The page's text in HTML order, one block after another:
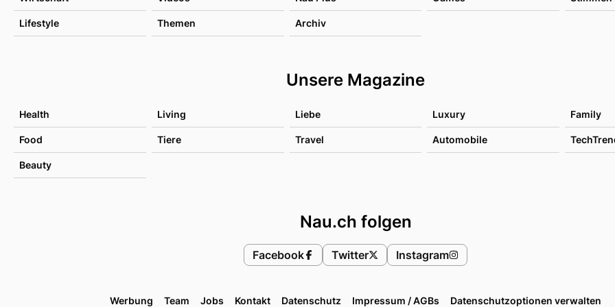
Lifestyle Themen Archiv
Unsere Magazine
Health Living Liebe Luxury Family
Food Tiere Travel Automobile
Beauty
Nau.ch folgen
Facebook Twitter Instagram
Werbung Team Jobs Kontakt Datenschutz Impressum / AGBs Datenschutzoptionen verwalten